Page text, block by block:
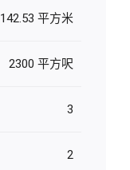
142.53 平方米
2300 平方呎
3
2